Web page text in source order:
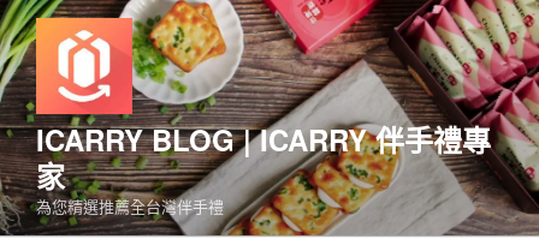
跳
至
主
要
內
容
ICARRY BLOG | ICARRY 伴手禮專
家
為您精選推薦全台灣伴手禮